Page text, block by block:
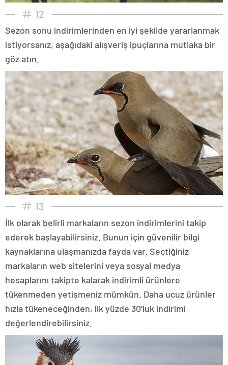
12
Sezon sonu indirimlerinden en iyi şekilde yararlanmak
istiyorsanız, aşağıdaki alışveriş ipuçlarına mutlaka bir
göz atın.
13
İlk olarak belirli markaların sezon indirimlerini takip
ederek başlayabilirsiniz. Bunun için güvenilir bilgi
kaynaklarına ulaşmanızda fayda var. Seçtiğiniz
markaların web sitelerini veya sosyal medya
hesaplarını takipte kalarak indirimli ürünlere
tükenmeden yetişmeniz mümkün. Daha ucuz ürünler
hızla tükeneceğinden, ilk yüzde 30’luk indirimi
değerlendirebilirsiniz.